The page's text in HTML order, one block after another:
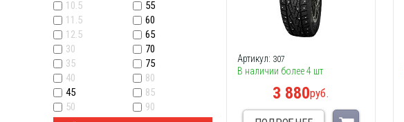
10.5
11.5
12.5
30
35
40
45
50
55
60
65
70
75
80
85
90
Артикул: 307
В наличии более 4 шт
3 880руб.